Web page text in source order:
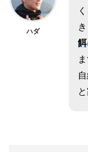
ハダ
餌